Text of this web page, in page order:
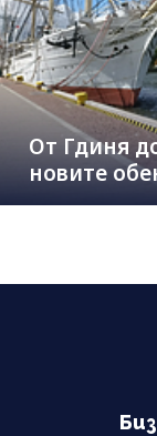
От Гдиня
новите